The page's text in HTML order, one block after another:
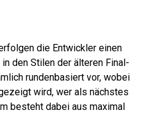
die Entwickler einen
den Stilen der älteren Final-
rundenbasiert vor, wobei
wird, wer als nächstes
besteht dabei aus maximal